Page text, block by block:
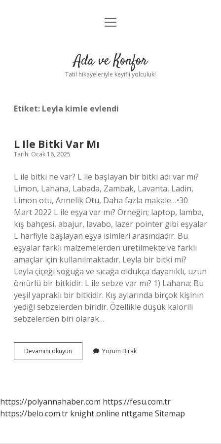
Anasayfa
Yasal Uyarı
menüyü
Ada ve Konfor
Tatil hikayeleriyle keyifli yolculuk!
Etiket: Leyla kimle evlendi
L Ile Bitki Var Mı
Tarih: Ocak 16, 2025
L ile bitki ne var? L ile başlayan bir bitki adı var mı?
Limon, Lahana, Labada, Zambak, Lavanta, Ladin,
Limon otu, Annelik Otu, Daha fazla makale…•30
Mart 2022 L ile eşya var mı? Örneğin; laptop, lamba,
kış bahçesi, abajur, lavabo, lazer pointer gibi eşyalar
L harfiyle başlayan eşya isimleri arasındadır. Bu
eşyalar farklı malzemelerden üretilmekte ve farklı
amaçlar için kullanılmaktadır. Leyla bir bitki mi?
Leyla çiçeği soğuğa ve sıcağa oldukça dayanıklı, uzun
ömürlü bir bitkidir. L ile sebze var mı? 1) Lahana: Bu
yeşil yapraklı bir bitkidir. Kış aylarında birçok kişinin
yediği sebzelerden biridir. Özellikle düşük kalorili
sebzelerden biri olarak…
Devamını okuyun
Ile
Yorum Bırak
https://polyannahaber.com https://fesu.com.tr
https://belo.com.tr knight online nttgame Sitemap